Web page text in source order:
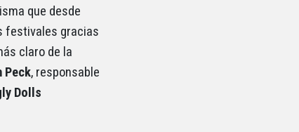
que desde
festivales gracias
claro de la
Peck, responsable
Dolls